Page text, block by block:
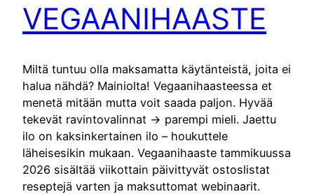
VEGAANIHAASTE
Miltä tuntuu olla maksamatta käytänteistä, joita ei
halua nähdä? Mainiolta! Vegaanihaasteessa et
menetä mitään mutta voit saada paljon. Hyvää
tekevät ravintovalinnat -> parempi mieli. Jaettu
ilo on kaksinkertainen ilo – houkuttele
läheisesikin mukaan. Vegaanihaaste tammikuussa
2026 sisältää viikottain päivittyvät ostoslistat
reseptejä varten ja maksuttomat webinaarit.